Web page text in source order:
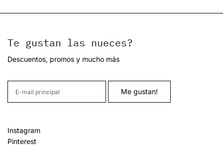
Te gustan las nueces?
Descuentos, promos y mucho más
Instagram
Pinterest